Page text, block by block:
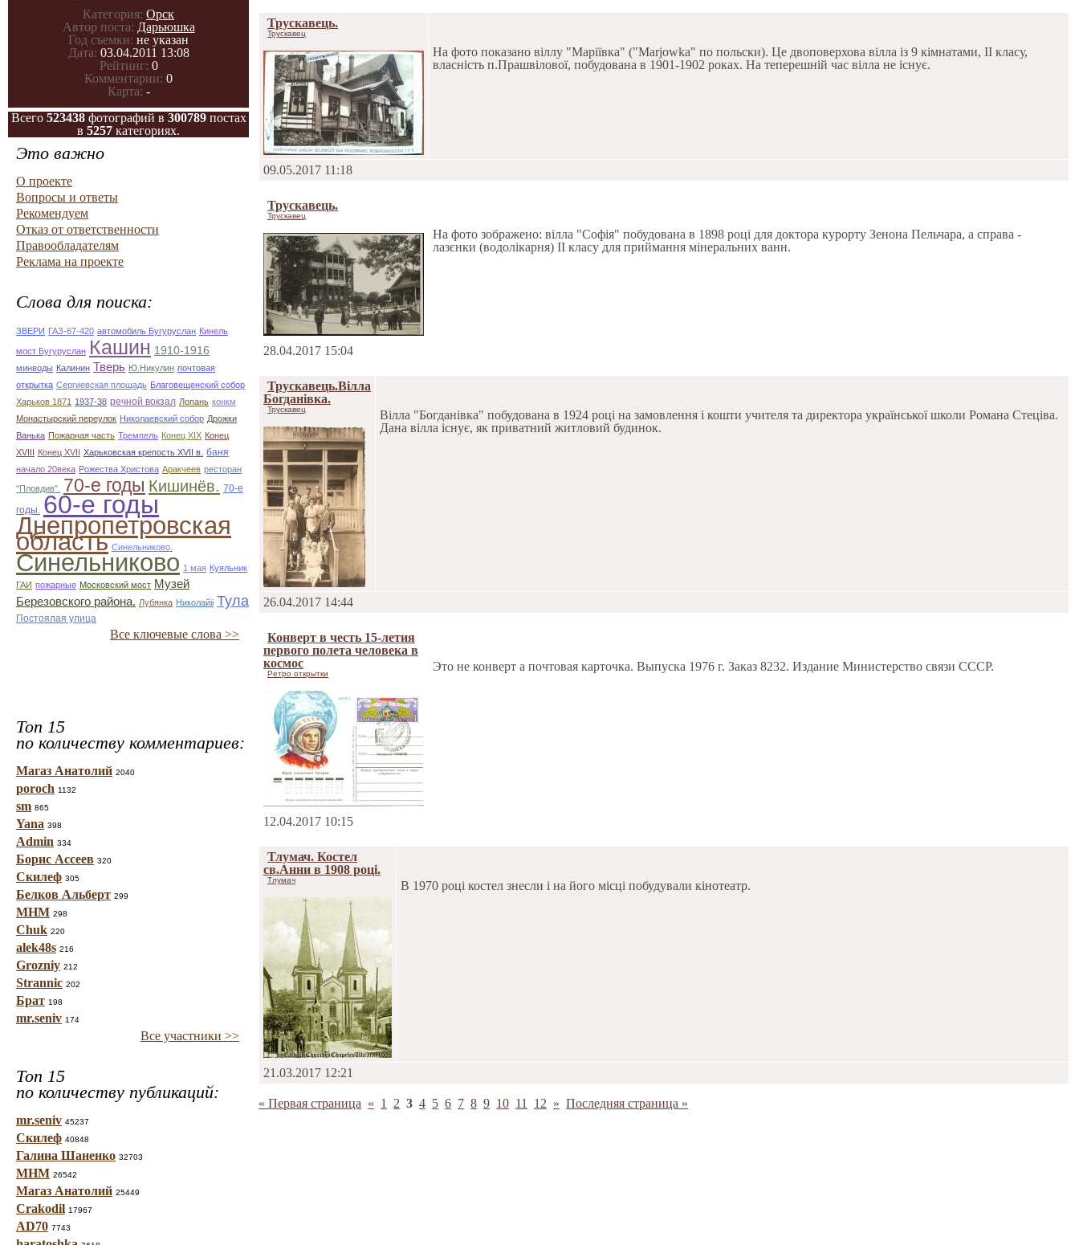
Категория: Орск
Автор поста: Дарьюшка
Год съемки: не указан
Дата: 03.04.2011 13:08
Рейтинг: 0
Комментарии: 0
Карта: -
Всего 523438фотографий в 300789постах
в 5257 категориях.
Это важно
О проекте
Вопросы и ответы
Рекомендуем
Отказ от ответственности
Правообладателям
Реклама на проекте
Слова для поиска:
ЗВЕРИ ГАЗ-67-420 автомобиль Бугуруслан Кинель
мост Бугуруслан Кашин 1910-1916
минводы Калинин Тверь Ю.Никулин почтовая
открытка Сергиевская площадь Благовещенский собор
Харьков 1871 1937-38 речной вокзал Лопань конкм
Монастырский переулок Николаевский собор Дрожки
Ванька Пожарная часть Тремпель Конец XIX Конец
XVIII Конец XVII Харьковская крепость XVII в. баня
начало 20века Рожества Христова Аракчеев ресторан
"Пловдив".
70-е годы Кишинёв. 70-е
годы. 60-е годы
Днепропетровская
область Синельниково.
Синельниково 1 мая Куяльник
ГАИ пожарные Московский мост Музей
Березовского района. Лубянка Николайii Тула
Постоялая улица
Все ключевые слова >>
Топ 15
по количеству комментариев:
Магаз Анатолий 2040
poroch 1132
sm 865
Yana 398
Admin 334
Борис Ассеев 320
Скилеф 305
Белков Альберт 299
МНМ 298
Chuk 220
alek48s 216
Grozniy 212
Strannic 202
Брат 198
mr.seniv 174
Все участники >>
Топ 15
по количеству публикаций:
mr.seniv 45237
Скилеф 40848
Галина Шаненко 32703
МНМ 26542
Магаз Анатолий 25449
Crakodil 17967
AD70 7743
Трускавець.
Трускавец
На фото показано віллу "Маріївка" ("Marjowka" по польски). Це двоповерхова вілла із 9 кімнатами, II класу,
власність п.Прашвілової, побудована в 1901-1902 роках. На теперешній час вілла не існує.
09.05.2017 11:18
Трускавець.
Трускавец
На фото зображено: вілла "Софія" побудована в 1898 році для доктора курорту Зенона Пельчара, а справа -
лазєнки (водолікарня) II класу для приймання мінеральних ванн.
28.04.2017 15:04
Трускавець.Вілла
Богданівка.
Трускавец
Вілла "Богданівка" побудована в 1924 році на замовлення і кошти учителя та директора української школи Романа Стеціва.
Дана вілла існує, як приватний житловий будинок.
26.04.2017 14:44
Конверт в честь 15-летия
первого полета человека в
космос
Ретро открытки
Это не конверт а почтовая карточка. Выпуска 1976 г. Заказ 8232. Издание Министерство связи СССР.
12.04.2017 10:15
Тлумач. Костел
св.Анни в 1908 році.
Тлумач В 1970 році костел знесли і на його місці побудували кінотеатр.
21.03.2017 12:21
« Первая страница « 1 2 3 4 5 6 7 8 9 10 11 12 » Последняя страница »